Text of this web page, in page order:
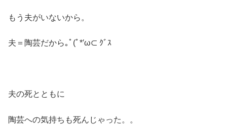
もう夫がいないから。
夫＝陶芸だから｡ﾟ(ﾟ*′ω⊂ ｸﾞｽ
夫の死とともに
陶芸への気持ちも死んじゃった。。